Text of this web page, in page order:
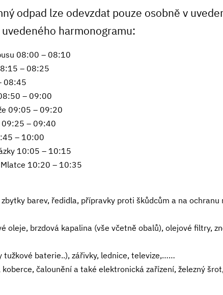
odpad lze odevzdat pouze osobně v
harmonogramu:
08:00 – 08:10
– 08:25
08:45
– 09:00
09:05 – 09:20
09:25 – 09:40
– 10:00
10:05 – 10:15
Mlatce 10:20 – 10:35
barev, ředidla, přípravky proti škůdcům a na
oleje, brzdová kapalina (vše včetně obalů), olejové filtry,
baterie..), zářivky, lednice, televize,……
čalounění a také elektronická zařízení, železný